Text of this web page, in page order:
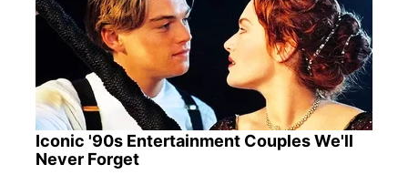
Iconic '90s Entertainment Couples We'll
Never Forget